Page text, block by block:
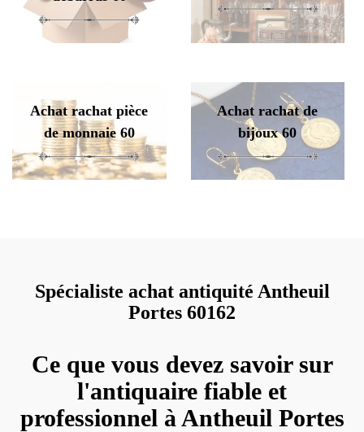
Achat rachat pièce
de monnaie 60
Achat rachat de
bijoux 60
Spécialiste achat antiquité Antheuil
Portes 60162
Ce que vous devez savoir sur
l'antiquaire fiable et
professionnel à Antheuil Portes